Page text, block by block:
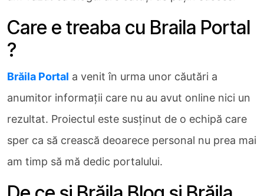
Care e treaba cu Braila Portal
?
Brăila Portal a venit în urma unor căutări a
anumitor informaţii care nu au avut online nici un
rezultat. Proiectul este susţinut de o echipă care
sper ca să crească deoarece personal nu prea mai
am timp să mă dedic portalului.